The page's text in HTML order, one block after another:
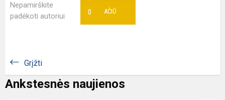
Nepamirškite
padėkoti autoriui
AČIŪ
0
Grįžti
Ankstesnės naujienos